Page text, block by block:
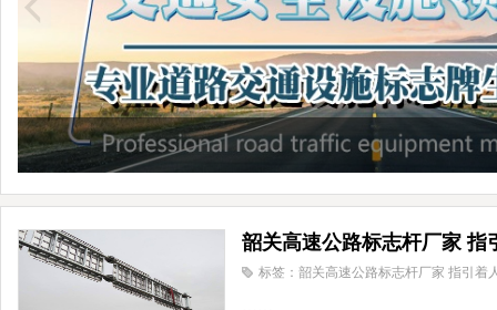
韶关高速公路标志杆厂家 指
标签：韶关高速公路标志杆厂家 指引着
……